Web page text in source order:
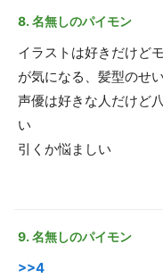
8. 名無しのパイモン
イラストは好きだけど
が気になる、髪型のせ
声優は好きな人だけど
い
引くか悩ましい
9. 名無しのパイモン
>>4